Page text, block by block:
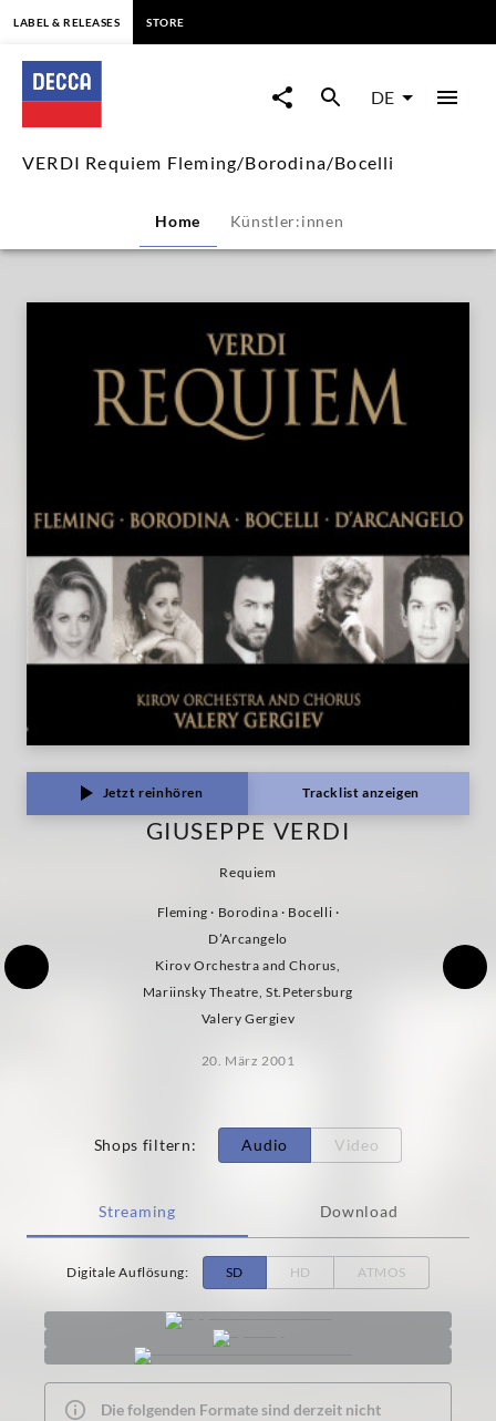
VERDI
Requiem
Fleming/Borodina/Bocelli
Decca
Classics
LABEL & RELEASES STORE
DE
VERDI Requiem Fleming/Borodina/Bocelli
Home Künstler:innen
Jetzt reinhören Tracklist anzeigen
GIUSEPPE VERDI
Requiem
Fleming · Borodina · Bocelli ·
D’Arcangelo
Kirov Orchestra and Chorus,
Mariinsky Theatre, St.Petersburg
Valery Gergiev
20. März 2001
Shops filtern: Audio Video
Streaming Download
Digitale Auflösung: SD HD ATMOS
Die folgenden Formate sind derzeit nicht